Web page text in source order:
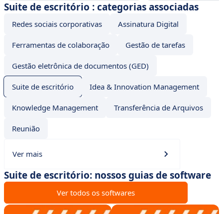
Suite de escritório : categorias associadas
Redes sociais corporativas Assinatura Digital
Ferramentas de colaboração Gestão de tarefas
Gestão eletrônica de documentos (GED)
Suite de escritório Idea & Innovation Management
Knowledge Management Transferência de Arquivos
Reunião
Ver mais
Suite de escritório: nossos guias de software
Ver todos os softwares